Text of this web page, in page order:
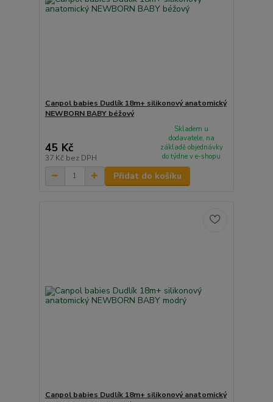
Canpol babies Dudlík 18m+ silikonový anatomický
NEWBORN BABY béžový
45 Kč
37 Kč bez DPH
Skladem u
dodavatele, na
základě objednávky
do týdne v e-shopu
Přidat do košíku
Canpol babies Dudlík 18m+ silikonový anatomický